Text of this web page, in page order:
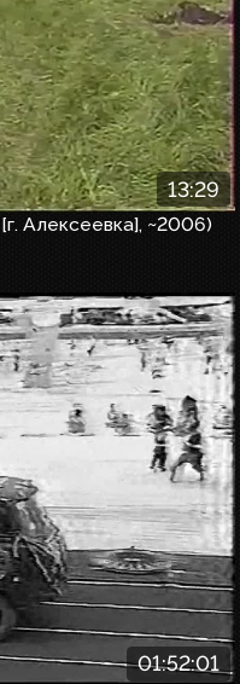
13:29
Алексеевка], ~2006)
01:52:01